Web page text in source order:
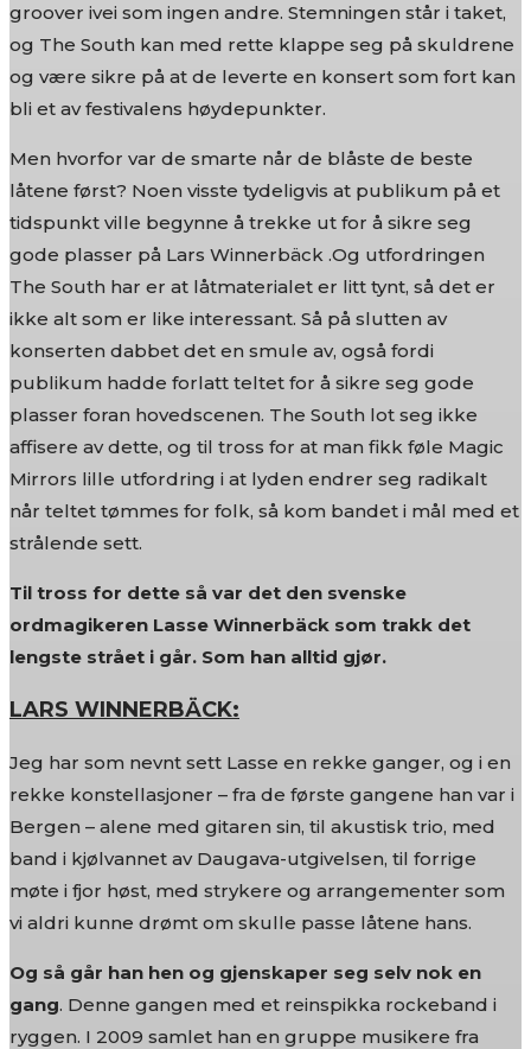
groover ivei som ingen andre. Stemningen står i taket,
og The South kan med rette klappe seg på skuldrene
og være sikre på at de leverte en konsert som fort kan
bli et av festivalens høydepunkter.
Men hvorfor var de smarte når de blåste de beste
låtene først? Noen visste tydeligvis at publikum på et
tidspunkt ville begynne å trekke ut for å sikre seg
gode plasser på Lars Winnerbäck .Og utfordringen
The South har er at låtmaterialet er litt tynt, så det er
ikke alt som er like interessant. Så på slutten av
konserten dabbet det en smule av, også fordi
publikum hadde forlatt teltet for å sikre seg gode
plasser foran hovedscenen. The South lot seg ikke
affisere av dette, og til tross for at man fikk føle Magic
Mirrors lille utfordring i at lyden endrer seg radikalt
når teltet tømmes for folk, så kom bandet i mål med et
strålende sett.
Til tross for dette så var det den svenske
ordmagikeren Lasse Winnerbäck som trakk det
lengste strået i går. Som han alltid gjør.
LARS WINNERBÄCK:
Jeg har som nevnt sett Lasse en rekke ganger, og i en
rekke konstellasjoner – fra de første gangene han var i
Bergen – alene med gitaren sin, til akustisk trio, med
band i kjølvannet av Daugava-utgivelsen, til forrige
møte i fjor høst, med strykere og arrangementer som
vi aldri kunne drømt om skulle passe låtene hans.
Og så går han hen og gjenskaper seg selv nok en
gang. Denne gangen med et reinspikka rockeband i
ryggen. I 2009 samlet han en gruppe musikere fra